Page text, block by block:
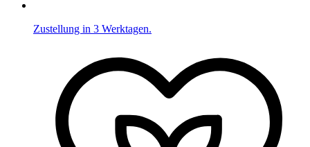
Zustellung in 3 Werktagen.